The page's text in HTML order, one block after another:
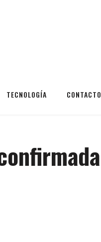
TECNOLOGÍA CONTACTO